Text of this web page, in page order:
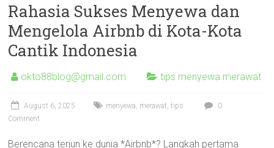
Rahasia Sukses Menyewa dan
Mengelola Airbnb di Kota-Kota
Cantik Indonesia
okto88blog@gmail.com tips menyewa merawat
August 6, 2025 menyewa, merawat,tips
0
Comment
Berencana terjun ke dunia *Airbnb*? Langkah pertama